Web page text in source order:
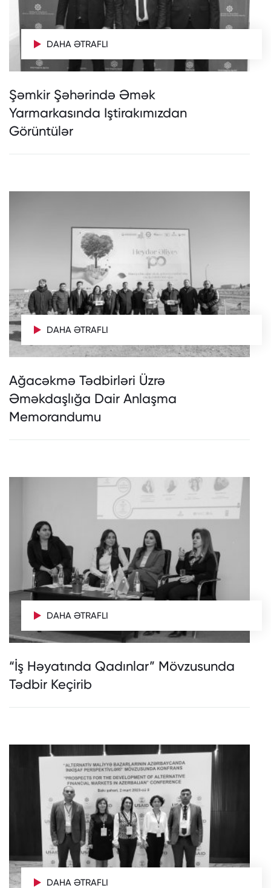
DAHA ƏTRAFLI
Şəmkir Şəhərində Əmək
Yarmarkasında Iştirakımızdan
Görüntülər
DAHA ƏTRAFLI
Ağacəkmə Tədbirləri Üzrə
Əməkdaşlığa Dair Anlaşma
Memorandumu
DAHA ƏTRAFLI
“İş Həyatında Qadınlar” Mövzusunda
Tədbir Keçirib
DAHA ƏTRAFLI